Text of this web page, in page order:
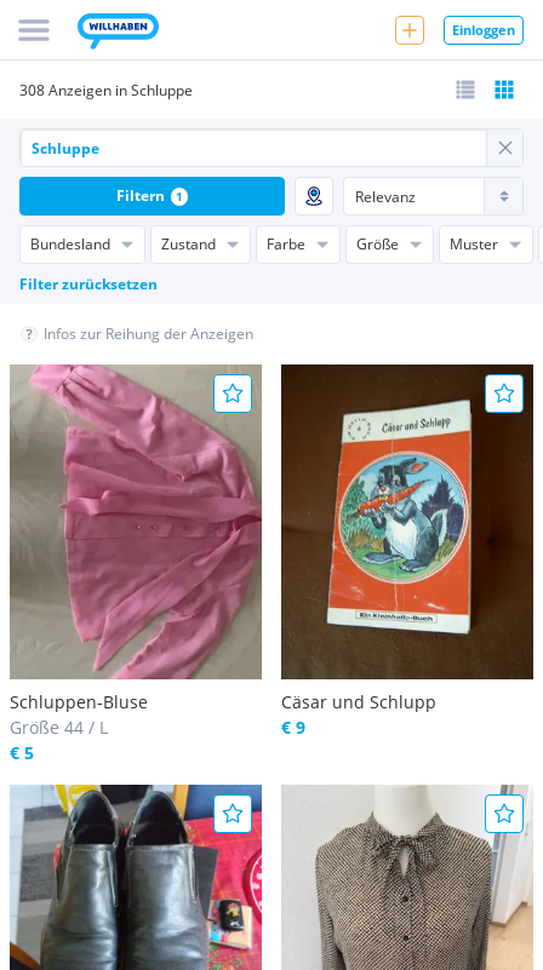
Einloggen
308 Anzeigen in Schluppe
Bundesland Zustand Farbe Größe
Muster
Filter zurücksetzen
Filtern 1
Infos zur Reihung der Anzeigen
Schluppen-Bluse
Größe 44 / L
€ 5
Cäsar und Schlupp
€ 9